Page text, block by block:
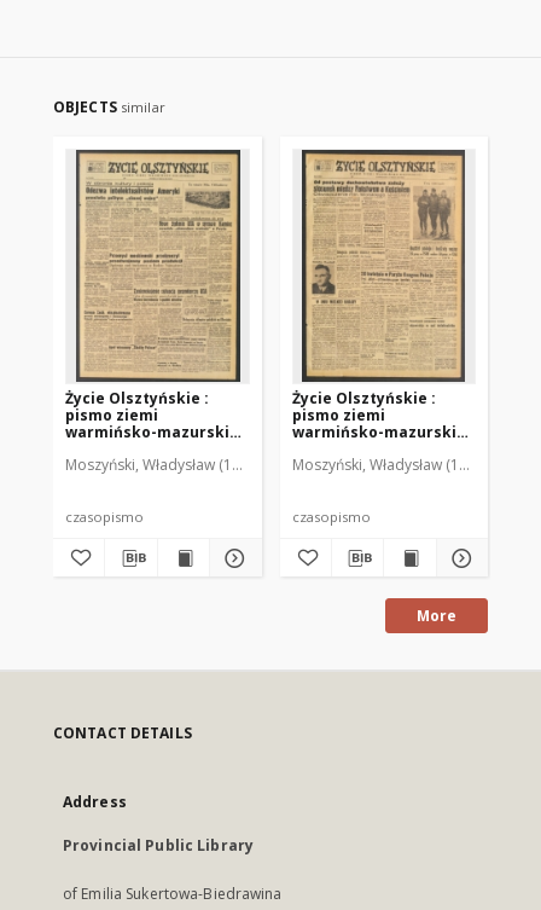
OBJECTS similar
Życie Olsztyńskie :
pismo ziemi
warmińsko-mazurskiej,
Moszyński, Władysław (1922-2001). Red. Mroczkowski, Włodzimierz
czasopismo
Życie Olsztyńskie :
pismo ziemi
warmińsko-mazurskiej,
Moszyński, Władysław (1922-2001).
czasopismo
More
CONTACT DETAILS
Address
Provincial Public Library
of Emilia Sukertowa-Biedrawina